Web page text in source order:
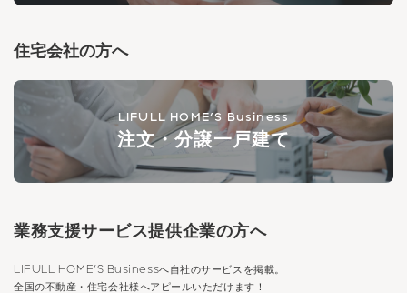
住宅会社の方へ
LIFULL HOME'S Business
注文・分譲一戸建て
業務支援サービス提供企業の方へ
LIFULL HOME'S Businessへ自社のサービスを掲載。
全国の不動産・住宅会社様へアピールいただけます！